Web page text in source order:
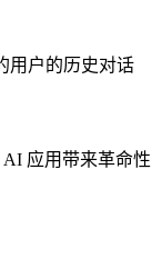
用户的历史对话
AI 应用带来革命性